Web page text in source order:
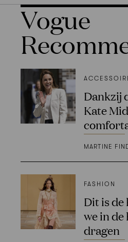
Vogue
Dankzij
Kate
MARTINE
FASHION
Dit is
we in
dragen